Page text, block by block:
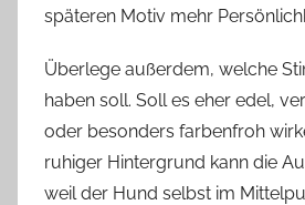
späteren Motiv mehr
Überlege außerdem, welche
haben soll. Soll es eher edel,
oder besonders farbenfroh
ruhiger Hintergrund kann die
weil der Hund selbst im